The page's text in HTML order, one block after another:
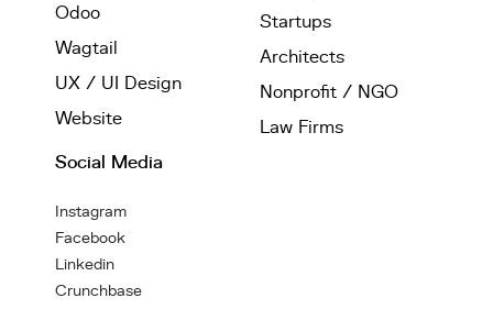
Odoo
Wagtail
UX / UI Design
Website
Startups
Architects
Nonprofit / NGO
Law Firms
Social Media
Instagram
Facebook
Linkedin
Crunchbase